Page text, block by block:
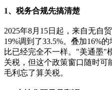
1、税务合规先搞清楚
2025年8月15日起，来自无自
19%调到了33.5%。叠加16%
比已经完全不一样。"美通墨"
关税，但这个政策窗口随时
毛利忘了算关税。